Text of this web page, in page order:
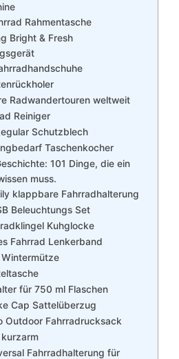
Rahmentasche
Bright & Fresh
Radwandertouren weltweit
Reiniger
Schutzblech
Taschenkocher
101 Dinge, die ein
muss.
klappbare Fahrradhalterung
Beleuchtungs Set
Kuhglocke
Fahrrad Lenkerband
für 750 ml Flaschen
Cap Sattelüberzug
Outdoor Fahrradrucksack
Fahrradhalterung für